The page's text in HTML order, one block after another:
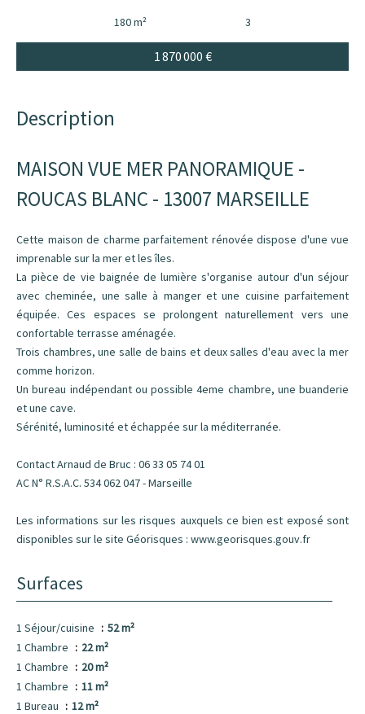
180 m² 3
1 870 000 €
Description
MAISON VUE MER PANORAMIQUE -
ROUCAS BLANC - 13007 MARSEILLE
Cette maison de charme parfaitement rénovée dispose d'une vue
imprenable sur la mer et les îles.
La pièce de vie baignée de lumière s'organise autour d'un séjour
avec cheminée, une salle à manger et une cuisine parfaitement
équipée. Ces espaces se prolongent naturellement vers une
confortable terrasse aménagée.
Trois chambres, une salle de bains et deux salles d'eau avec la mer
comme horizon.
Un bureau indépendant ou possible 4eme chambre, une buanderie
et une cave.
Sérénité, luminosité et échappée sur la méditerranée.
Contact Arnaud de Bruc : 06 33 05 74 01
AC N° R.S.A.C. 534 062 047 - Marseille
Les informations sur les risques auxquels ce bien est exposé sont
disponibles sur le site Géorisques : www.georisques.gouv.fr
Surfaces
1 Séjour/cuisine
52 m²
1 Chambre
22 m²
1 Chambre
20 m²
1 Chambre
11 m²
1 Bureau
12 m²